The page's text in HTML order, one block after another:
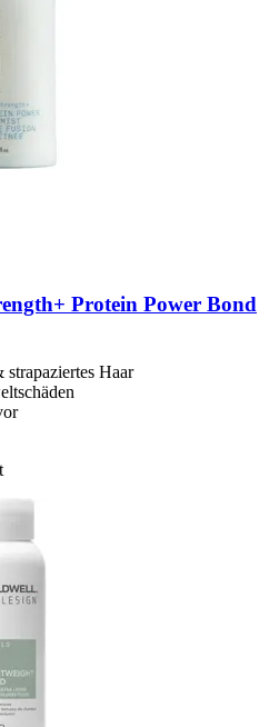
Protein Power Bond
strapaziertes Haar